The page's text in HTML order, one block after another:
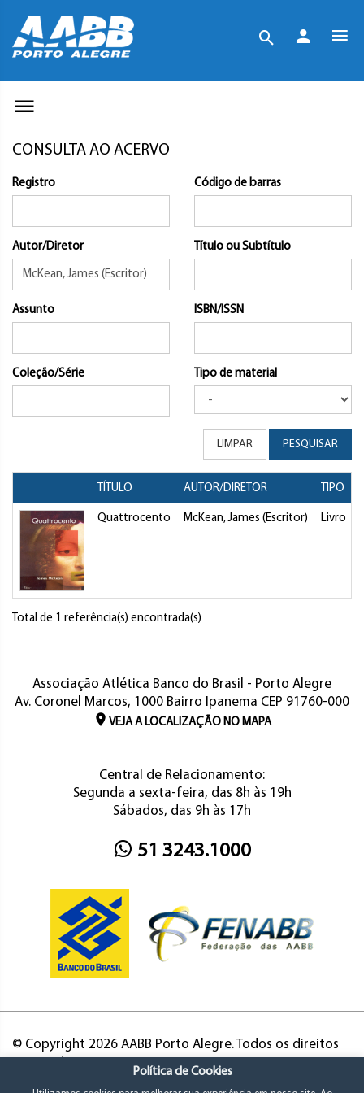
CONSULTA AO ACERVO
Registro Código de barras
Autor/Diretor Título ou Subtítulo
Assunto ISBN/ISSN
Coleção/Série Tipo de material
LIMPAR PESQUISAR
TÍTULO AUTOR/DIRETOR TIPO
Quattrocento McKean, James (Escritor) Livro
Total de 1 referência(s) encontrada(s)
Associação Atlética Banco do Brasil - Porto Alegre
Av. Coronel Marcos, 1000 Bairro Ipanema CEP 91760-000
VEJA A LOCALIZAÇÃO NO MAPA
Central de Relacionamento:
Segunda a sexta-feira, das 8h às 19h
Sábados, das 9h às 17h
51 3243.1000
© Copyright 2026 AABB Porto Alegre. Todos os direitos
Política de Cookies